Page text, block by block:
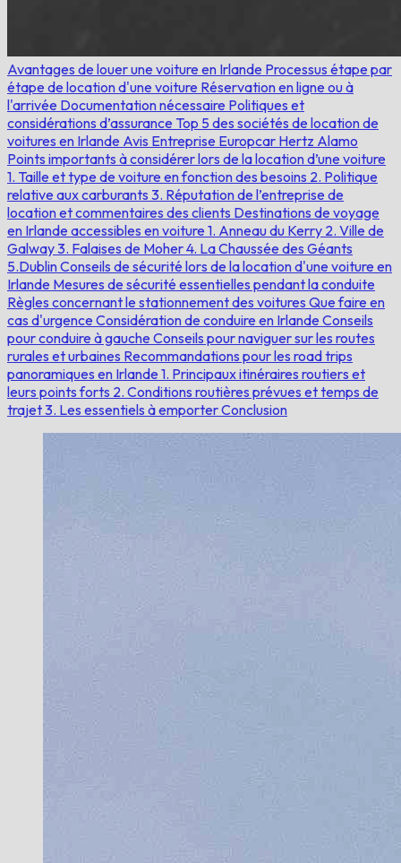
Avantages de louer une voiture en Irlande Processus étape par
étape de location d'une voiture Réservation en ligne ou à
l'arrivée Documentation nécessaire Politiques et
considérations d’assurance Top 5 des sociétés de location de
voitures en Irlande Avis Entreprise Europcar Hertz Alamo
Points importants à considérer lors de la location d’une voiture
1. Taille et type de voiture en fonction des besoins 2. Politique
relative aux carburants 3. Réputation de l’entreprise de
location et commentaires des clients Destinations de voyage
en Irlande accessibles en voiture 1. Anneau du Kerry 2. Ville de
Galway3. Falaises de Moher4. La Chaussée des Géants
5.DublinConseils de sécurité lors de la location d'une voiture en
Irlande Mesures de sécurité essentielles pendant la conduite
Règles concernant le stationnement des voitures Que faire en
cas d'urgence Considération de conduire en Irlande Conseils
pour conduire à gauche Conseils pour naviguer sur les routes
rurales et urbaines Recommandations pour les road trips
panoramiques en Irlande 1. Principaux itinéraires routiers et
leurs points forts 2. Conditions routières prévues et temps de
trajet3. Les essentiels à emporterConclusion